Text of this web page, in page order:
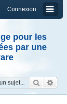
Connexion
pour les
par une